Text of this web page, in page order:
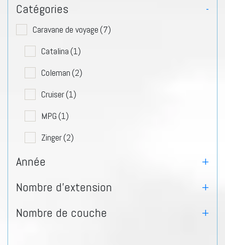
Catégories -
Caravane de voyage (7)
Catalina (1)
Coleman (2)
Cruiser(1)
MPG (1)
Zinger(2)
Caravane à sellette
Année
+
Nombre d'extension
+
Nombre de couche
+